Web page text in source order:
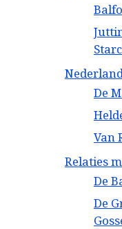
De
Van
Relaties
De
De